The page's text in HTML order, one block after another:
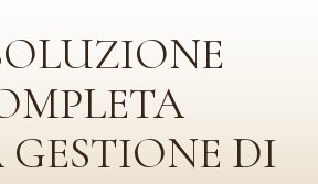
GESTIONE DI